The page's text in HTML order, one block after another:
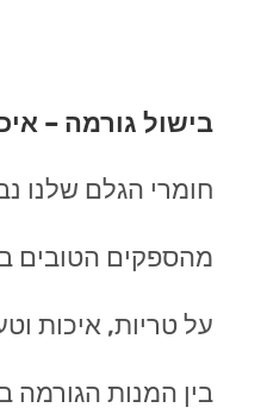
בישול גורמה –
חומרי הגלם שלנו
מהספקים הטובים
על טריות, איכות
בין המנות הגורמה